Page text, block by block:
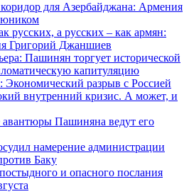
для Азербайджана: Армения
русских, а русских – как армян:
Григорий Джаншиев
Пашинян торгует исторической
капитуляцию
разрыв с Россией
внутренний кризис. А может, и
Пашиняна ведут его
намерение администрации
Баку
и опасного послания